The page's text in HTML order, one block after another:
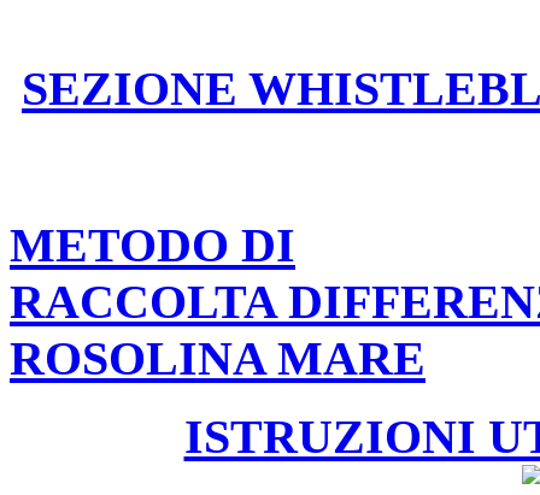
SEZIONE
METODO DI
RACCOLTA
ROSOLINA MARE
ISTRUZIONI